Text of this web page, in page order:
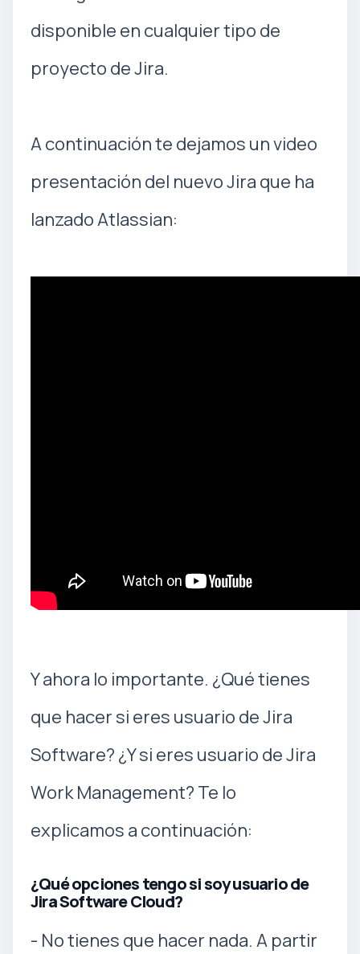
disponible en cualquier tipo de
proyecto de Jira.
A continuación te dejamos un video
presentación del nuevo Jira que ha
lanzado Atlassian:
Y ahora lo importante. ¿Qué tienes
que hacer si eres usuario de Jira
Software? ¿Y si eres usuario de Jira
Work Management? Te lo
explicamos a continuación:
¿Qué opciones tengo si soy usuario de
Jira Software Cloud?
- No tienes que hacer nada. A partir